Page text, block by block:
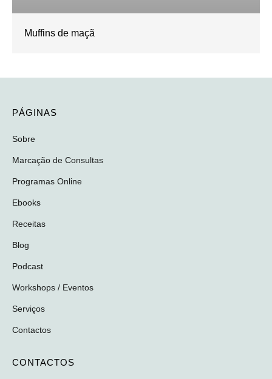
Muffins de maçã
PÁGINAS
Sobre
Marcação de Consultas
Programas Online
Ebooks
Receitas
Blog
Podcast
Workshops / Eventos
Serviços
Contactos
CONTACTOS